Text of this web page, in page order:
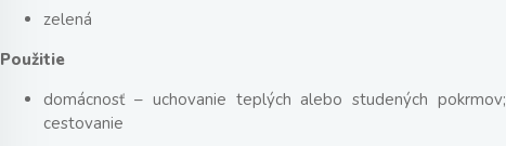
zelená
Použitie
domácnosť – uchovanie teplých alebo studených pokrmov;
cestovanie